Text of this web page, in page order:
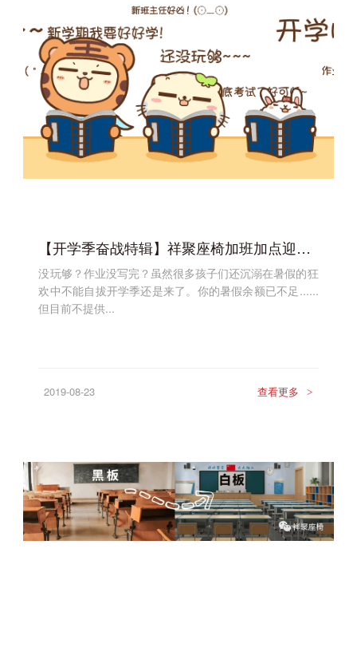
【开学季奋战特辑】祥聚座椅加班加点迎最后冲刺，齐心协力为客户！
没玩够？作业没写完？虽然很多孩子们还沉溺在暑假的狂
欢中不能自拔开学季还是来了。你的暑假余额已不足......
但目前不提供...
2019-08-23 查看更多 >